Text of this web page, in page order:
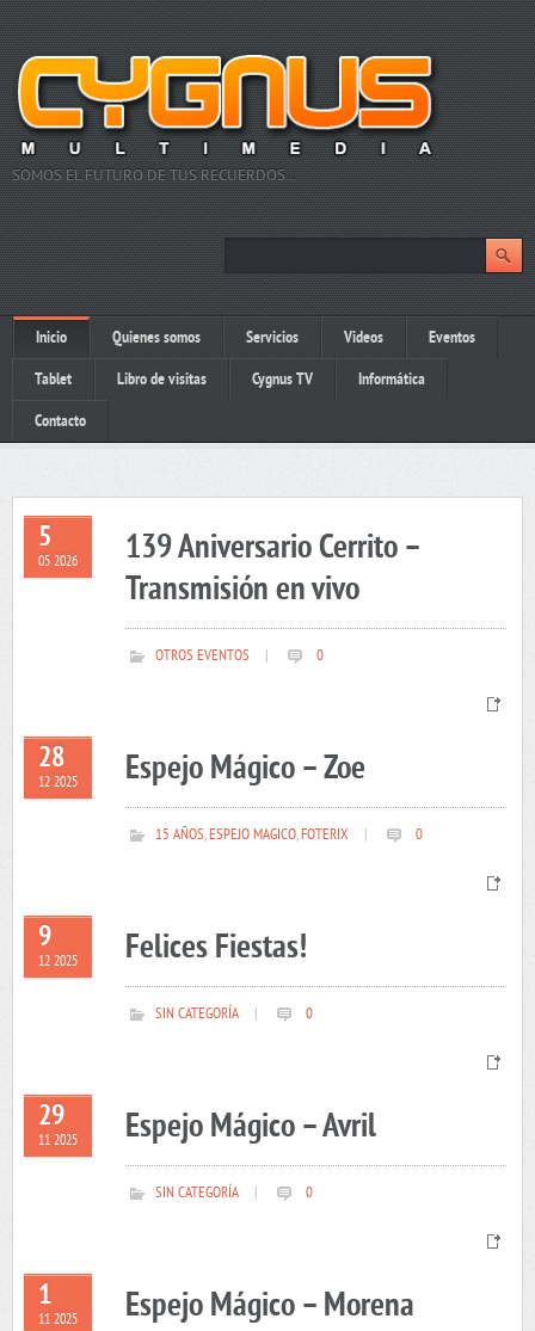
SOMOS EL FUTURO DE TUS RECUERDOS…
Inicio Quienes somos Servicios Videos Eventos
Tablet Libro de visitas Cygnus TV Informática
Contacto
5
05 2026
139 Aniversario Cerrito –
Transmisión en vivo
OTROS EVENTOS 0
28
12 2025 Espejo Mágico – Zoe
15 AÑOS,ESPEJO MAGICO,FOTERIX 0
9
12 2025 Felices Fiestas!
SIN CATEGORÍA 0
29
11 2025 Espejo Mágico – Avril
SIN CATEGORÍA 0
1
11 2025 Espejo Mágico – Morena